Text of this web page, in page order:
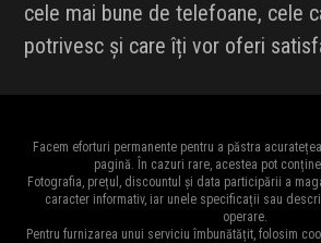
cele mai bune de telefoane, cele
potrivesc și care îți vor oferi
Facem eforturi permanente pentru a păstra
pagină. În cazuri rare, acestea pot
Fotografia, prețul, discountul și data participării a
caracter informativ, iar unele specificații sau
operare.
Pentru furnizarea unui serviciu îmbunătățit, folosim